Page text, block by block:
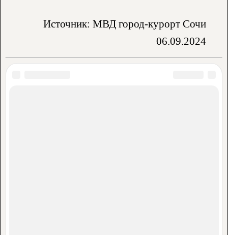
Источник: МВД город-курорт Сочи
06.09.2024